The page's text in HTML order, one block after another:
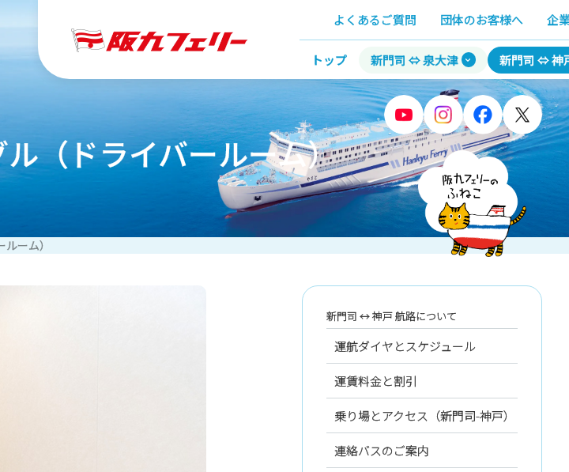
よくあるご質問 団体のお客様へ 企
トップ 新門司 ⇔ 泉大津 新門司 ⇔ 神
（ドライバールーム）
ーム）
新門司 ↔︎ 神戸 航路について
運航ダイヤとスケジュール
運賃料金と割引
乗り場とアクセス（新門司-神戸）
連絡バスのご案内